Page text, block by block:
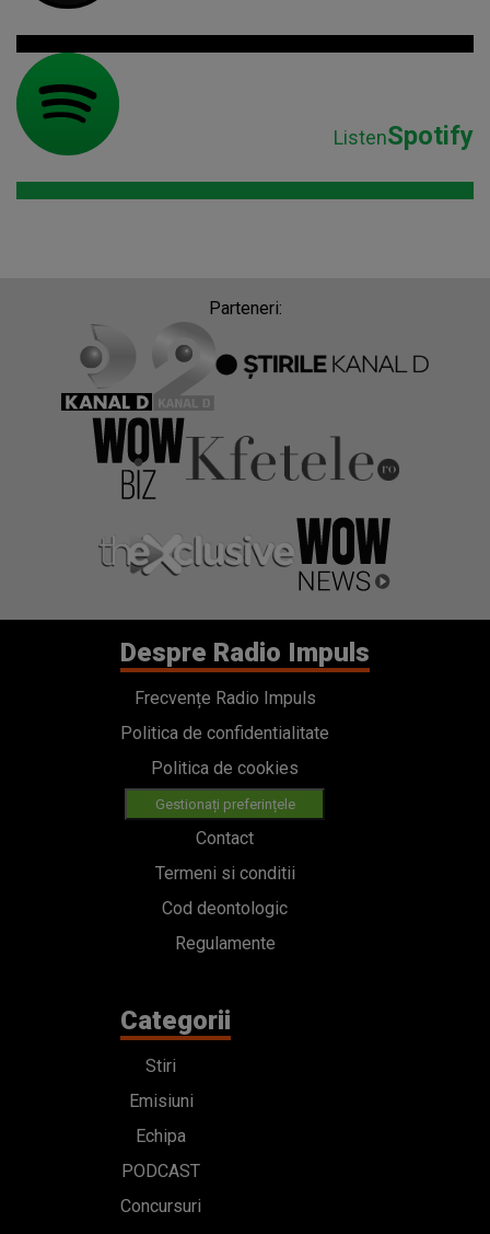
ListenSpotify
Parteneri:
Despre Radio Impuls
Frecvențe Radio Impuls
Politica de confidentialitate
Politica de cookies
Gestionați preferințele
Contact
Termeni si conditii
Cod deontologic
Regulamente
Categorii
Stiri
Emisiuni
Echipa
PODCAST
Concursuri